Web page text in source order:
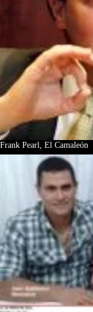
Frank Pearl, El Camaleón